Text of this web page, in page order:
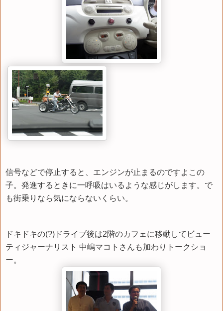
信号などで停止すると、エンジンが止まるのですよこの
子。発進するときに一呼吸はいるような感じがします。で
も街乗りなら気にならないくらい。
ドキドキの(?)ドライブ後は2階のカフェに移動してビュー
ティジャーナリスト 中嶋マコトさんも加わりトークショ
ー。